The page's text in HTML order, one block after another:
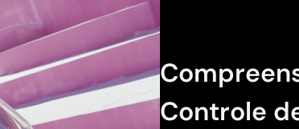
Controle